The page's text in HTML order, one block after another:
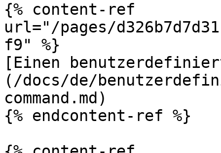
{% content-ref
url="/pages/
f9" %}
[Einen
(/docs/de/
command.md)
{% endcontent-ref %}